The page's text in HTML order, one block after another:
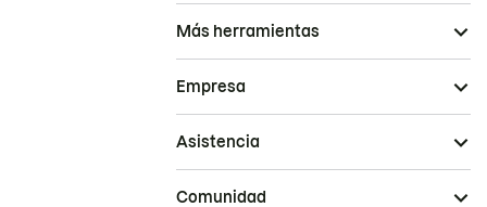
Más herramientas
Empresa
Asistencia
Comunidad